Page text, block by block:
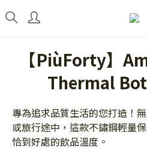
【PiùForty】
Thermal
專為追求品質生活的您打造！
或旅行途中，這款不鏽鋼輕量
恰到好處的飲品溫度。